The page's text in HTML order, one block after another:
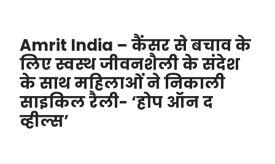
Amrit India – कैंसर से बचाव के
लिए स्वस्थ जीवनशैली के संदेश
के साथ महिलाओं ने निकाली
साइकिल रैली- ‘होप ऑन द
व्हील्स’